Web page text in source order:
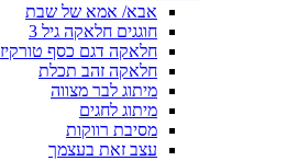
אבא/ אמא של שבת
חוגגים חלאקה גיל 3
חלאקה דגם כסף טורקיז
חלאקה זהב תכלת
מיתוג לבר מצווה
מיתוג לחגים
מסיבת רווקות
עצב זאת בעצמך